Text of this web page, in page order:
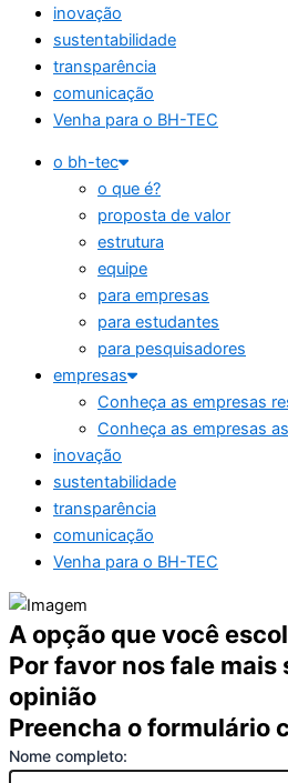
inovação
sustentabilidade
transparência
comunicação
Venha para o BH-TEC
o bh-tec
o que é?
proposta de valor
estrutura
equipe
para empresas
para estudantes
para pesquisadores
empresas
Conheça as empresas
Conheça as empresas
inovação
sustentabilidade
transparência
comunicação
Venha para o BH-TEC
A opção que você
Por favor nos fale mais
opinião
Preencha o formulário
Nome completo: